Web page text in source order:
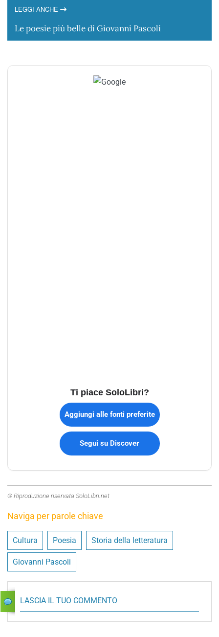
LEGGI ANCHE
Le poesie più belle di Giovanni Pascoli
Ti piace SoloLibri?
Aggiungi alle fonti preferite
Segui su Discover
© Riproduzione riservata SoloLibri.net
Naviga per parole chiave
Cultura Poesia Storia della letteratura
Giovanni Pascoli
LASCIA IL TUO COMMENTO